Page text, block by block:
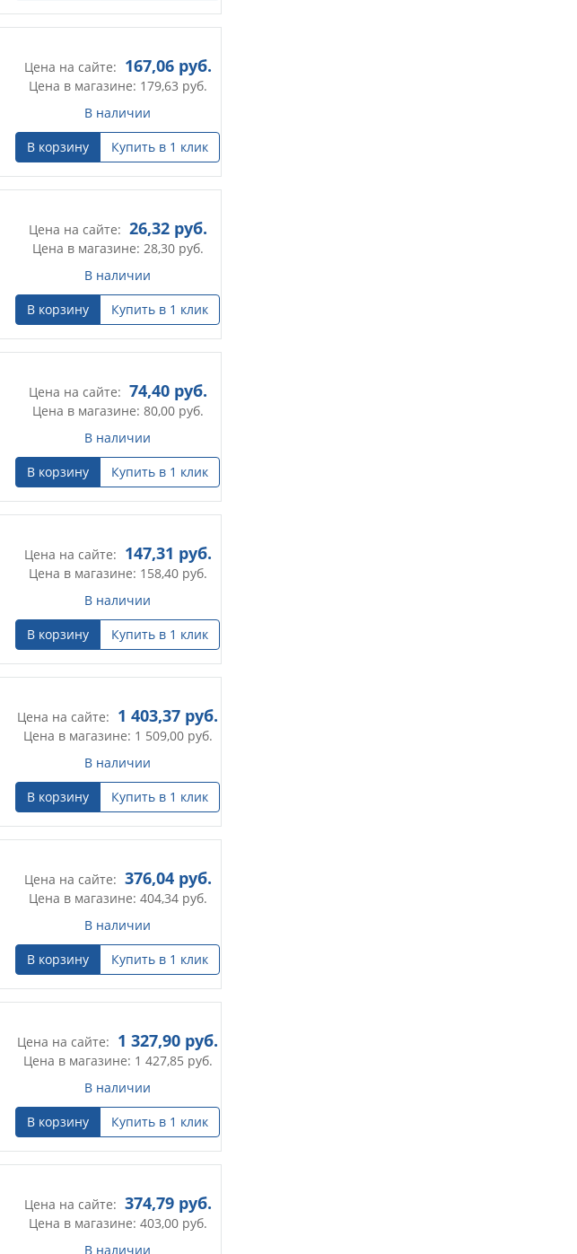
Цена на сайте: 167,06руб.
Цена в магазине: 179,63 руб.
В наличии
В корзину
Купить в 1 клик
Цена на сайте: 26,32руб.
Цена в магазине: 28,30руб.
В наличии
В корзину
Купить в 1 клик
Цена на сайте: 74,40руб.
Цена в магазине: 80,00руб.
В наличии
В корзину
Купить в 1 клик
Цена на сайте: 147,31 руб.
Цена в магазине: 158,40руб.
В наличии
В корзину
Купить в 1 клик
Цена на сайте: 1 403,37 руб.
Цена в магазине: 1 509,00руб.
В наличии
В корзину
Купить в 1 клик
Цена на сайте: 376,04руб.
Цена в магазине: 404,34руб.
В наличии
В корзину
Купить в 1 клик
Цена на сайте: 1 327,90 руб.
Цена в магазине: 1 427,85 руб.
В наличии
В корзину
Купить в 1 клик
Цена на сайте: 374,79руб.
Цена в магазине: 403,00руб.
В наличии